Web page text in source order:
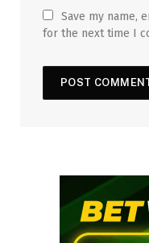
Save my name,
for the next time I